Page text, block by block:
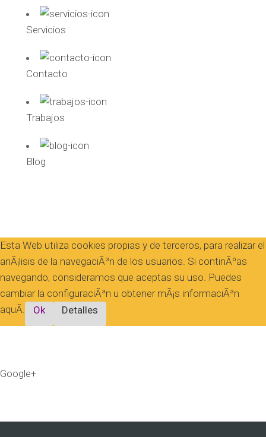
Servicios
Contacto
Trabajos
Blog
Esta Web utiliza cookies propias y de terceros, para realizar el
anÃ¡lisis de la navegaciÃ³n de los usuarios. Si continÃºas
navegando, consideramos que aceptas su uso. Puedes
cambiar la configuraciÃ³n u obtener mÃ¡s informaciÃ³n
aquÃ­.
Ok Detalles
Google+